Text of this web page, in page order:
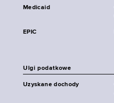
Medicaid
EPIC
Ulgi podatkowe
Uzyskane dochody